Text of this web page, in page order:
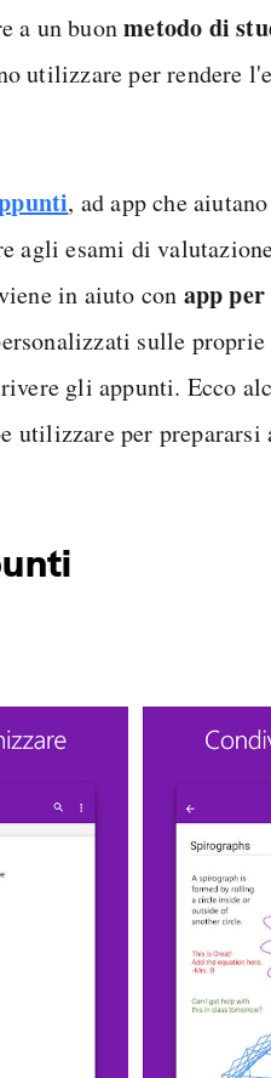
a un buonmetodo di
utilizzare per rendere
, ad app che
agli esami di
in aiuto con app per
sulle proprie
gli appunti. Ecco
utilizzare per prepararsi